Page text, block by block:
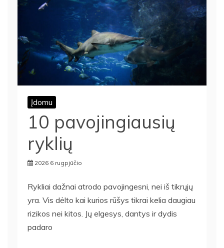
Įdomu
10 pavojingiausių
ryklių
2026 6 rugpjūčio
Rykliai dažnai atrodo pavojingesni, nei iš tikrųjų
yra. Vis dėlto kai kurios rūšys tikrai kelia daugiau
rizikos nei kitos. Jų elgesys, dantys ir dydis
padaro